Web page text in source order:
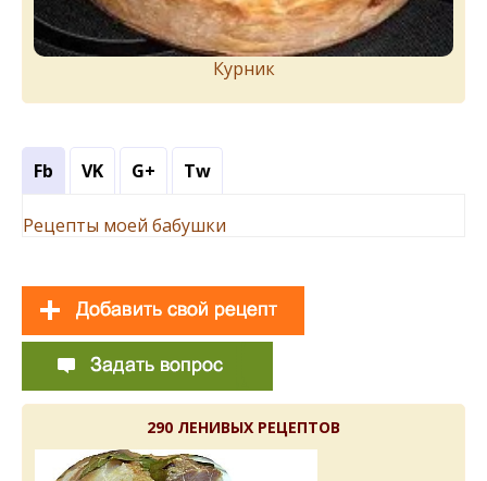
Курник
Fb VK G+ Tw
Рецепты моей бабушки
290 ЛЕНИВЫХ РЕЦЕПТОВ